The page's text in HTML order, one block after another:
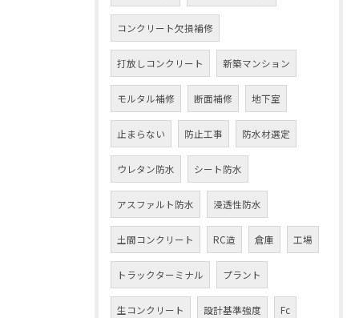
コンクリート欠損補修
打放しコンクリート 新築マンション
モルタル補修 断面補修 地下室
止まらない 防止工事 防水材選定
ウレタン防水 シート防水
アスファルト防水 浸透性防水
土間コンクリート RC造 倉庫 工場
トラックターミナル プラント
生コンクリート 設計基準強度 Fc